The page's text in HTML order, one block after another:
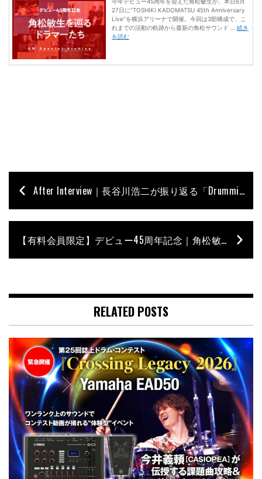
After Interview｜長谷川浩二が振り返る「Drumming Immersive」【動画連動】
【有料会員限定】デビュー45周年記念｜角松敏生を巡るドラマーたち〜後編〜 沼澤、玉田、真央樹らが紡いだ角松サウンド──そしてスティーヴ・ガッド
RELATED POSTS